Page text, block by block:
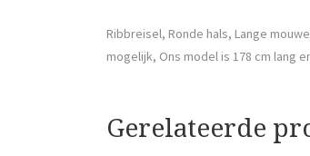
Ribbreisel, Ronde hals, Lange
mogelijk, Ons model is 178 cm lang
Gerelateerde